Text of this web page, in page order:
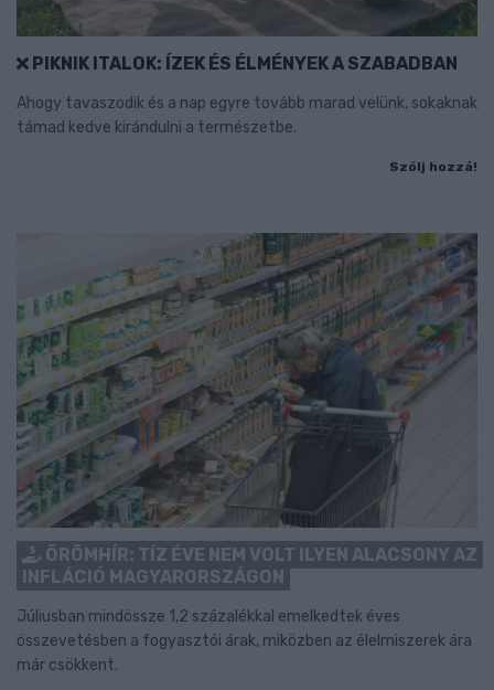
PIKNIK ITALOK: ÍZEK ÉS ÉLMÉNYEK A SZABADBAN
Ahogy tavaszodik és a nap egyre tovább marad velünk, sokaknak
támad kedve kirándulni a természetbe.
Szólj hozzá!
ÖRÖMHÍR: TÍZ ÉVE NEM VOLT ILYEN ALACSONY AZ
INFLÁCIÓ MAGYARORSZÁGON
Júliusban mindössze 1,2 százalékkal emelkedtek éves
összevetésben a fogyasztói árak, miközben az élelmiszerek ára
már csökkent.